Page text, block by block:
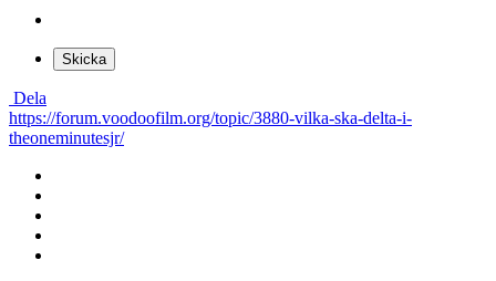
Skicka
Dela
https://forum.voodoofilm.org/topic/3880-vilka-ska-delta-i-
theoneminutesjr/